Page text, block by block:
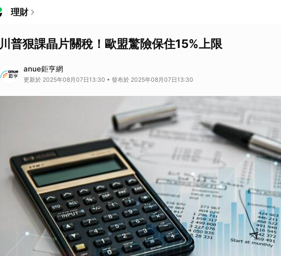
理財
川普狠課晶片關稅！歐盟驚險保住15%上限
anue鉅亨網
更新於 2025年08月07日13:30 • 發布於 2025年08月07日13:30